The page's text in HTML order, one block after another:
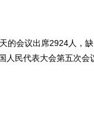
的会议出席2924人，缺
人民代表大会第五次会